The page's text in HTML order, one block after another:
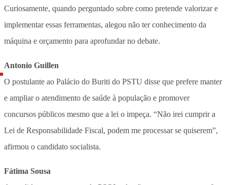
Curiosamente, quando perguntado sobre como pretende valorizar e
implementar essas ferramentas, alegou não ter conhecimento da
máquina e orçamento para aprofundar no debate.
Antonio Guillen
O postulante ao Palácio do Buriti do PSTU disse que prefere manter
e ampliar o atendimento de saúde à população e promover
concursos públicos mesmo que a lei o impeça. “Não irei cumprir a
Lei de Responsabilidade Fiscal, podem me processar se quiserem”,
afirmou o candidato socialista.
Fátima Sousa